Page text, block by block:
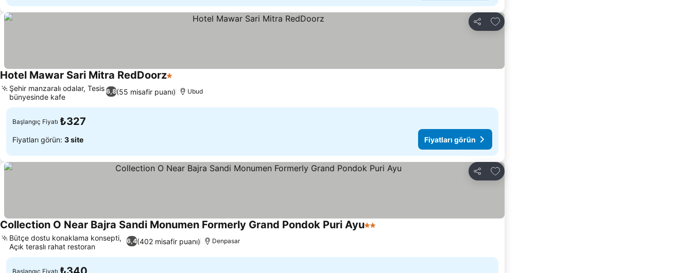
Paylaş
Favorilerime ekle
Hotel Mawar Sari Mitra RedDoorz1 Yıldız
6,8(55 misafir puanı)
Şehir manzaralı odalar, Tesis
bünyesinde kafe
Ubud
Başlangıç Fiyatı ₺327
Fiyatları görün: 3 site Fiyatları görün
Paylaş
Favorilerime ekle
Collection O Near Bajra Sandi Monumen Formerly Grand Pondok Puri Ayu2 Yıldız
6,4(402 misafir puanı)
Bütçe dostu konaklama konsepti,
Açık teraslı rahat restoran
Denpasar
Başlangıç Fiyatı